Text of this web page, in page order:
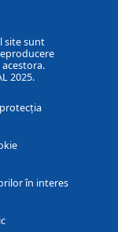
site sunt
2025.
în interes